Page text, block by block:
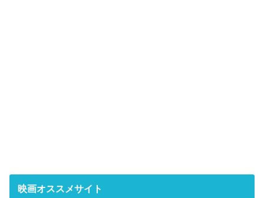
映画オススメサイト